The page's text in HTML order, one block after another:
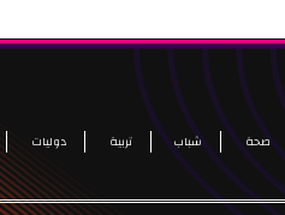
صحة شباب تربية دوليات